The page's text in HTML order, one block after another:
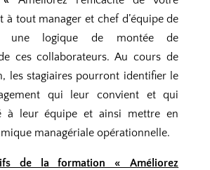
à tout manager et chef d’équipe de
une logique de montée de
ces collaborateurs. Au cours de
les stagiaires pourront identifier le
qui leur convient et qui
à leur équipe et ainsi mettre en
managériale opérationnelle.
de la formation « Améliorez